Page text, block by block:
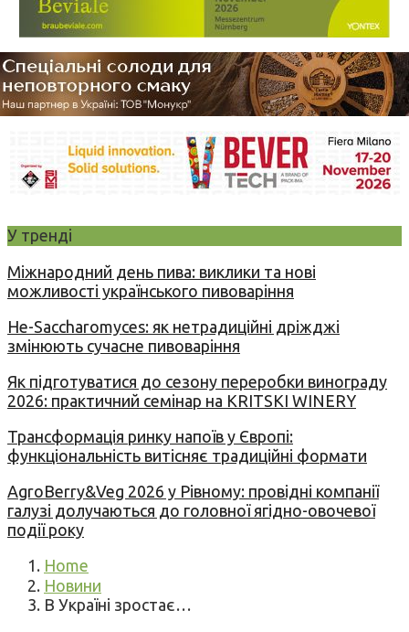
У тренді
Міжнародний день пива: виклики та нові
можливості українського пивоваріння
Не-Saccharomyces: як нетрадиційні дріжджі
змінюють сучасне пивоваріння
Як підготуватися до сезону переробки винограду
2026: практичний семінар на KRITSKI WINERY
Трансформація ринку напоїв у Європі:
функціональність витісняє традиційні формати
AgroBerry&Veg 2026 у Рівному: провідні компанії
галузі долучаються до головної ягідно-овочевої
події року
Home
Новини
В Україні зростає…